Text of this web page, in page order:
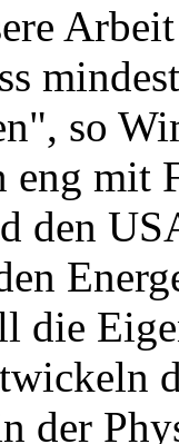
so
eng mit
den
die
der